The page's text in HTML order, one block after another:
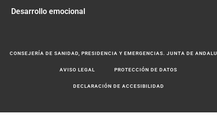
Desarrollo emocional
CONSEJERÍA DE SANIDAD, PRESIDENCIA Y EMERGENCIAS. JUNTA DE
AVISO LEGAL PROTECCIÓN DE DATOS
DECLARACIÓN DE ACCESIBILIDAD